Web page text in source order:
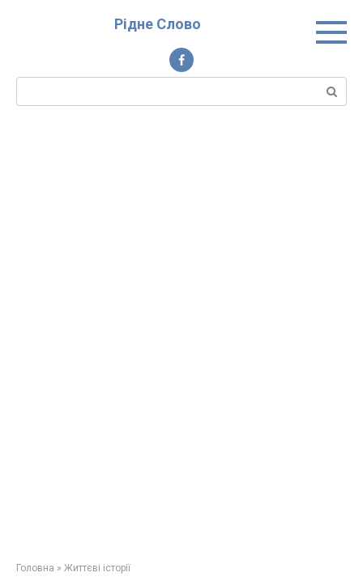
Рідне Слово
Пошук:
Головна » Життєві історії